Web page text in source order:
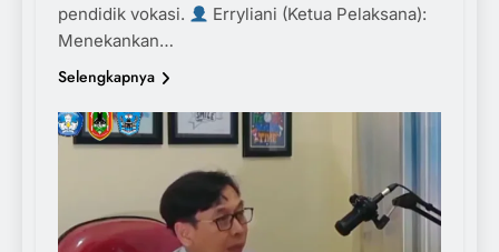
pendidik vokasi.
Erryliani (Ketua Pelaksana):
Menekankan…
Selengkapnya